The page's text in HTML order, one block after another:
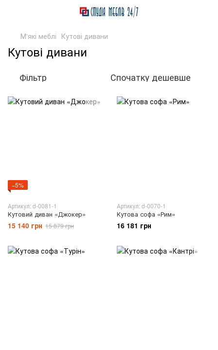
М'які меблі Кутові дивани
Кутові дивани
Фільтр Спочатку дешевше
−5%
Артикул: d-0081-1
Кутовий диван «Джокер»
15 140 грн 15 879 грн
Артикул: d-0070-1
Кутова софа «Рим»
16 181 грн